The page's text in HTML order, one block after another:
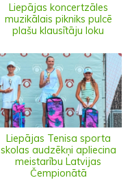
Liepājas koncertzāles
muzikālais pikniks pulcē
plašu klausītāju loku
Liepājas Tenisa sporta
skolas audzēkņi apliecina
meistarību Latvijas
Čempionātā